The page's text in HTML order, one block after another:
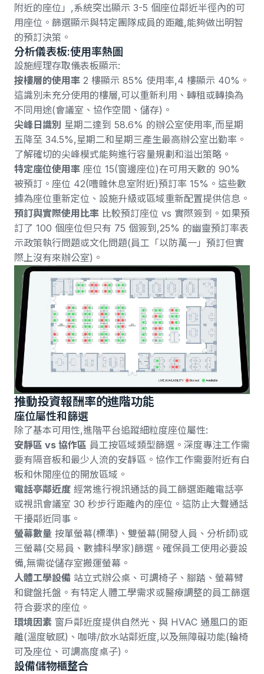
附近的座位」,系統突出顯示 3-5 個座位鄰近半徑內的可
用座位。篩選顯示與特定團隊成員的距離,能夠做出明智
的預訂決策。
分析儀表板:使用率熱圖
設施經理存取儀表板顯示:
按樓層的使用率 2 樓顯示 85% 使用率,4 樓顯示 40%。
這識別未充分使用的樓層,可以重新利用、轉租或轉換為
不同用途(會議室、協作空間、儲存)。
尖峰日識別 星期二達到 58.6% 的辦公室使用率,而星期
五降至 34.5%,星期二和星期三產生最高辦公室出勤率 。
了解確切的尖峰模式能夠進行容量規劃和溢出策略。
特定座位使用率 座位 15(窗邊座位)在可用天數的 90%
被預訂。座位 42(嘈雜休息室附近)預訂率 15%。這些數
據為座位重新定位、設施升級或區域重新配置提供信息。
預訂與實際使用比率 比較預訂座位 vs 實際簽到。如果預
訂了 100 個座位但只有 75 個簽到,25% 的幽靈預訂率表
示政策執行問題或文化問題(員工「以防萬一」預訂但實
際上沒有來辦公室)。
推動投資報酬率的進階功能
座位屬性和篩選
除了基本可用性,進階平台追蹤細粒度座位屬性:
安靜區 vs 協作區 員工按區域類型篩選。深度專注工作需
要有隔音板和最少人流的安靜區。協作工作需要附近有白
板和休閒座位的開放區域。
電話亭鄰近度 經常進行視訊通話的員工篩選距離電話亭
或視訊會議室 30 秒步行距離內的座位。這防止大聲通話
干擾鄰近同事。
螢幕數量 按單螢幕(標準)、雙螢幕(開發人員、分析師)或
三螢幕(交易員、數據科學家)篩選。確保員工使用必要設
備,無需從儲存室搬運螢幕。
人體工學設備 站立式辦公桌、可調椅子、腳踏、螢幕臂
和鍵盤托盤。有特定人體工學需求或醫療調整的員工篩選
符合要求的座位。
環境因素 窗戶鄰近度提供自然光、與 HVAC 通風口的距
離(溫度敏感)、咖啡/飲水站鄰近度,以及無障礙功能(輪椅
可及座位、可調高度桌子)。
設備儲物櫃整合